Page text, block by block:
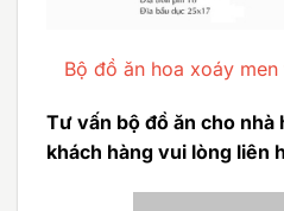
Bộ đồ ăn hoa xoáy
Tư vấn bộ đồ ăn cho nhà
khách hàng vui lòng liên